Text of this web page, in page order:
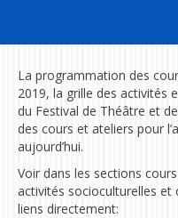
La programmation des
2019, la grille des activités
du Festival de Théâtre et
des cours et ateliers pour
aujourd’hui.
Voir dans les sections
activités socioculturelles et
liens directement: